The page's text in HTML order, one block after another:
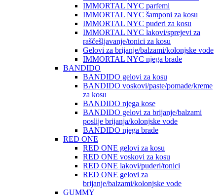
IMMORTAL NYC parfemi
IMMORTAL NYC šamponi za kosu
IMMORTAL NYC puderi za kosu
IMMORTAL NYC lakovi/sprejevi za
raščešljavanje/tonici za kosu
Gelovi za brijanje/balzami/kolonjske vode
IMMORTAL NYC njega brade
BANDIDO
BANDIDO gelovi za kosu
BANDIDO voskovi/paste/pomade/kreme
za kosu
BANDIDO njega kose
BANDIDO gelovi za brijanje/balzami
poslije brijanja/kolonjske vode
BANDIDO njega brade
RED ONE
RED ONE gelovi za kosu
RED ONE voskovi za kosu
RED ONE lakovi/puderi/tonici
RED ONE gelovi za
brijanje/balzami/kolonjske vode
GUMMY